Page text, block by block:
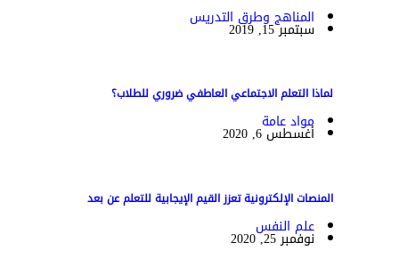
المناهج وطرق التدريس
سبتمبر 15, 2019
لماذا التعلم الاجتماعي العاطفي ضروري للطلاب؟
مواد عامة
أغسطس 6, 2020
المنصات الإلكترونية تعزز القيم الإيجابية للتعلم عن بعد
علم النفس
نوفمبر 25, 2020